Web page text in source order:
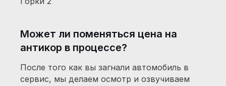
Может ли поменяться цена на
антикор в процессе?
После того как вы загнали автомобиль в
сервис, мы делаем осмотр и озвучиваем
+7 (977) 255-23-00